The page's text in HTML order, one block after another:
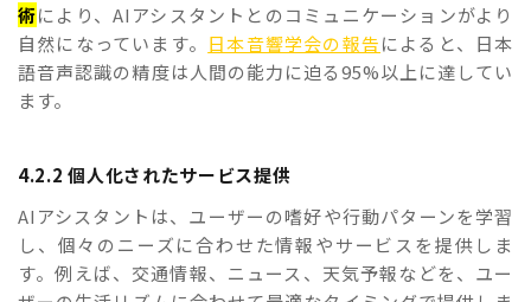
術により、AIアシスタントとのコミュニケーションがより
自然になっています。 日本音響学会の報告によると、日本
語音声認識の精度は人間の能力に迫る95%以上に達してい
ます。
4.2.2 個人化されたサービス提供
AIアシスタントは、ユーザーの嗜好や行動パターンを学習
し、個々のニーズに合わせた情報やサービスを提供しま
す。例えば、交通情報、ニュース、天気予報などを、ユー